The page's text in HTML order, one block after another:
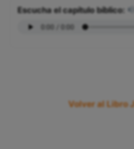
Escucha el capítulo bíblico:
Volver al Libro